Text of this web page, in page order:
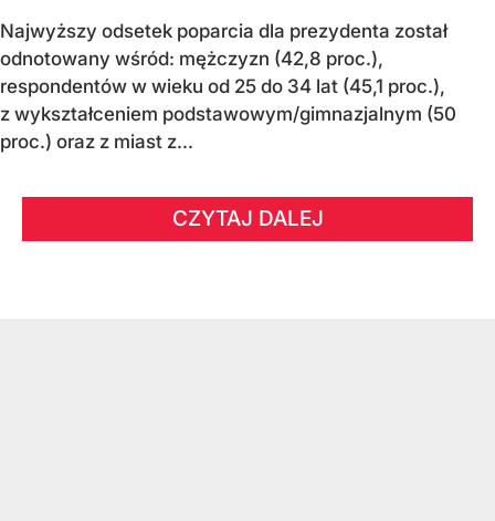
Najwyższy odsetek poparcia dla prezydenta został
odnotowany wśród: mężczyzn (42,8 proc.),
respondentów w wieku od 25 do 34 lat (45,1 proc.),
z wykształceniem podstawowym/gimnazjalnym (50
proc.) oraz z miast z...
CZYTAJ DALEJ